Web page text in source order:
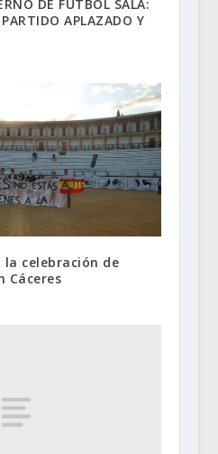
DE FÚTBOL SALA:
APLAZADO Y
la celebración de
Cáceres